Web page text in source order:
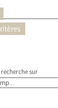
sur